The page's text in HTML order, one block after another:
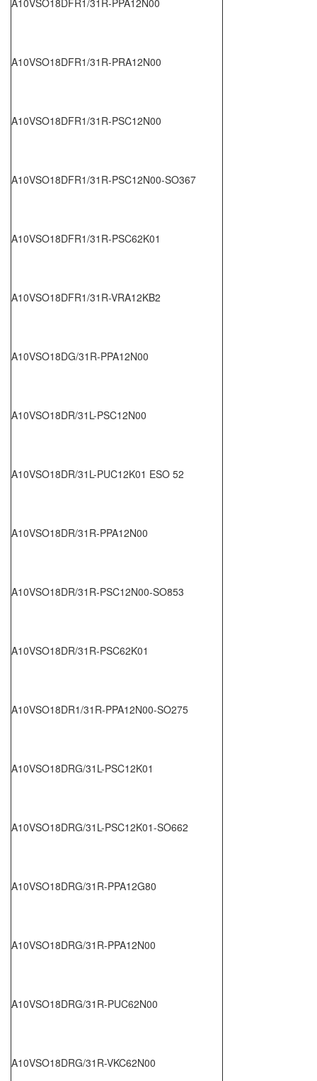
A10VSO18DFR1/31R-PPA12N00
A10VSO18DFR1/31R-PRA12N00
A10VSO18DFR1/31R-PSC12N00
A10VSO18DFR1/31R-PSC12N00-SO367
A10VSO18DFR1/31R-PSC62K01
A10VSO18DFR1/31R-VRA12KB2
A10VSO18DG/31R-PPA12N00
A10VSO18DR/31L-PSC12N00
A10VSO18DR/31L-PUC12K01 ESO 52
A10VSO18DR/31R-PPA12N00
A10VSO18DR/31R-PSC12N00-SO853
A10VSO18DR/31R-PSC62K01
A10VSO18DR1/31R-PPA12N00-SO275
A10VSO18DRG/31L-PSC12K01
A10VSO18DRG/31L-PSC12K01-SO662
A10VSO18DRG/31R-PPA12G80
A10VSO18DRG/31R-PPA12N00
A10VSO18DRG/31R-PUC62N00
A10VSO18DRG/31R-VKC62N00